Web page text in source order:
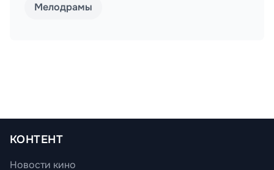
Мелодрамы
КОНТЕНТ
Новости кино